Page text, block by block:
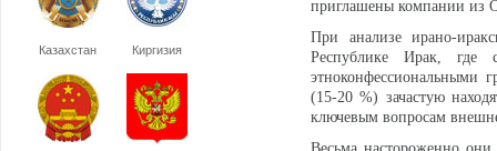
Казахстан Киргизия
приглашены компании из
При анализе ирано-
Республике Ирак, где
этноконфессиональными
(15-20 %) зачастую
ключевым вопросам